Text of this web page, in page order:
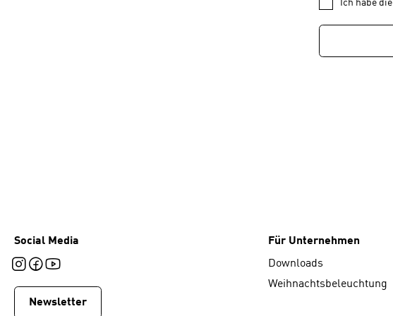
von
1
Ich habe die
Social Media
Newsletter
Für Unternehmen
Downloads
Weihnachtsbeleuchtung